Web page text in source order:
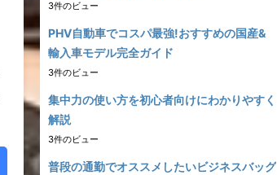
3件のビュー
PHV自動車でコスパ最強!おすすめの国産&
輸入車モデル完全ガイド
3件のビュー
集中力の使い方を初心者向けにわかりやすく
解説
3件のビュー
普段の通勤でオススメしたいビジネスバッグ